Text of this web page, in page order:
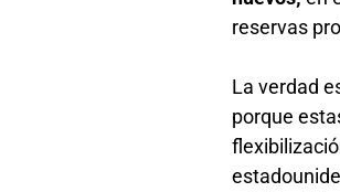
reservas
La verdad
porque